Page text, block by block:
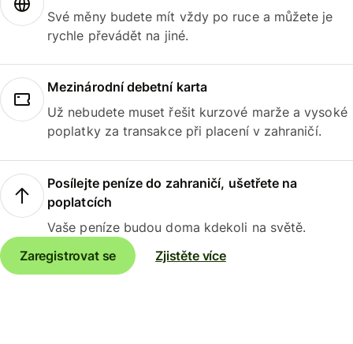
Své měny budete mít vždy po ruce a můžete je
rychle převádět na jiné.
Mezinárodní debetní karta
Už nebudete muset řešit kurzové marže a vysoké
poplatky za transakce při placení v zahraničí.
Posílejte peníze do zahraničí, ušetřete na
poplatcích
Vaše peníze budou doma kdekoli na světě.
Zaregistrovat se
Zjistěte více